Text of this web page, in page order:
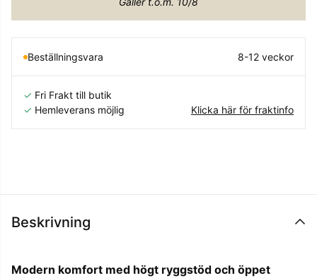
Beställningsvara 8-12 veckor
✓ Fri Frakt till butik
✓ Hemleverans möjlig Klicka här för fraktinfo
Beskrivning
Modern komfort med högt ryggstöd och öppet